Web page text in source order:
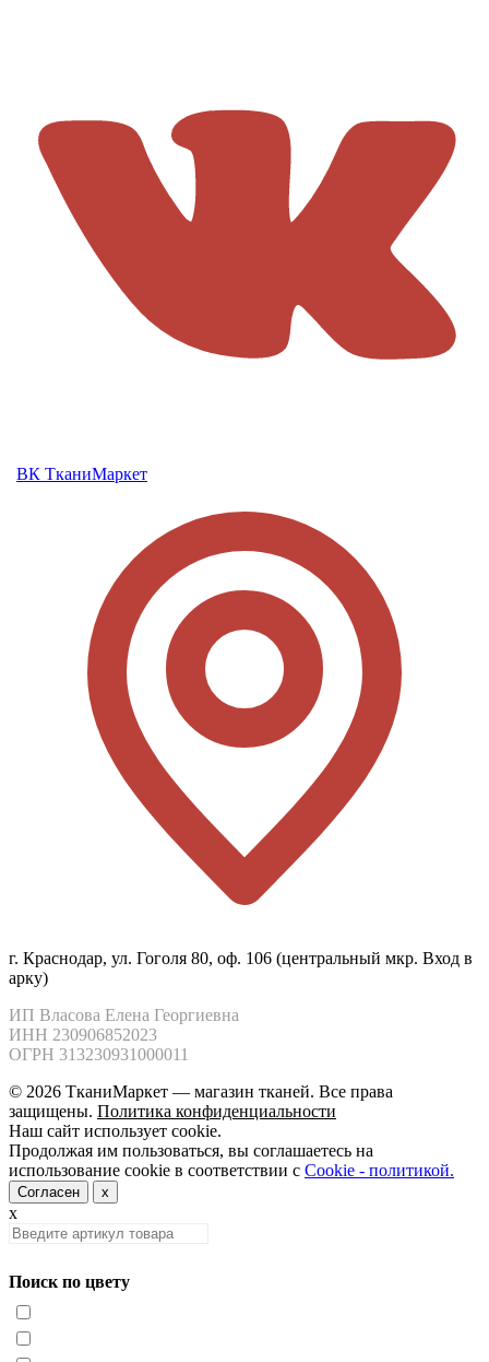
ВК ТканиМаркет
г. Краснодар, ул. Гоголя 80, оф. 106 (центральный мкр. Вход в
арку)
ИП Власова Елена Георгиевна
ИНН 230906852023
ОГРН 313230931000011
© 2026 ТканиМаркет — магазин тканей. Все права
защищены. Политика конфиденциальности
Наш сайт использует cookie.
Продолжая им пользоваться, вы соглашаетесь на
использование cookie в соответствии с Cookie - политикой.
Согласен x
x
Поиск по цвету